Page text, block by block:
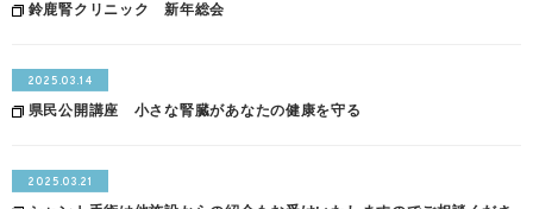
鈴鹿腎クリニック 新年総会
2025.03.14
県民公開講座 小さな腎臓があなたの健康を守る
2025.03.21